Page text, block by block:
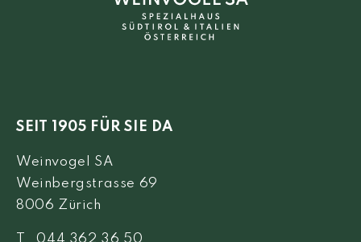
SEIT 1905 FÜR SIE DA
Weinvogel SA
Weinbergstrasse 69
8006 Zürich
T 044 362 36 50